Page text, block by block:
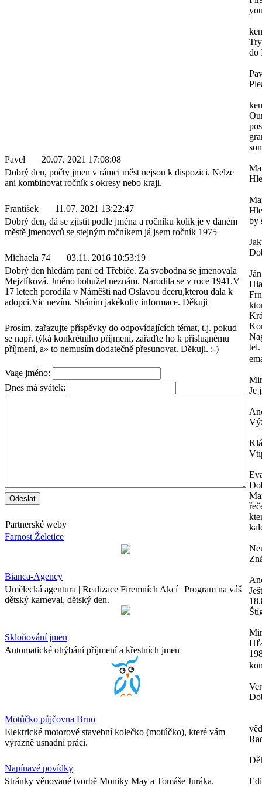
Pavel
20.07. 2021 17:08:08
Dobrý den, počty jmen v rámci měst nejsou k dispozici. Nelze
ani kombinovat ročník s okresy nebo kraji.
František
11.07. 2021 13:22:47
Dobrý den, dá se zjistit podle jména a ročníku kolik je v daném
městě jmenovců se stejným ročníkem já jsem ročník 1975
Michaela 74
03.11. 2016 10:53:19
Dobrý den hledám paní od Třebíče. Za svobodna se jmenovala
Mejzlíková. Jméno bohužel neznám. Narodila se v roce 1941.V
17 letech porodila v Náměšti nad Oslavou dceru,kterou dala k
adopci.Vic nevím. Sháním jakékoliv informace. Děkuji
Prosím, zařazujte příspěvky do odpovídajících témat, t.j. pokud
se např. týká konkrétního příjmení, zařaďte ho k přísluąnému
příjmení, a» to nemusím dodatečně přesunovat. Děkuji. :-)
Vaąe jméno:
Dnes má svátek:
Partnerské weby
Farnost Želetice
Bianca-Agency
Umělecká agentura | Realizace Firemních Akcí | Program na váš
dětský karneval, dětský den.
Skloňování jmen
Automatické ohýbání příjmení a křestních jmen
Motůčko půjčovna Brno
Elektrické motorové stavební kolečko (motúčko), které vám
výrazně usnadní práci.
Napínavé povídky
Stránky věnované tvorbě Moniky May a Tomáše Juráka.
do
by
Ján
Je